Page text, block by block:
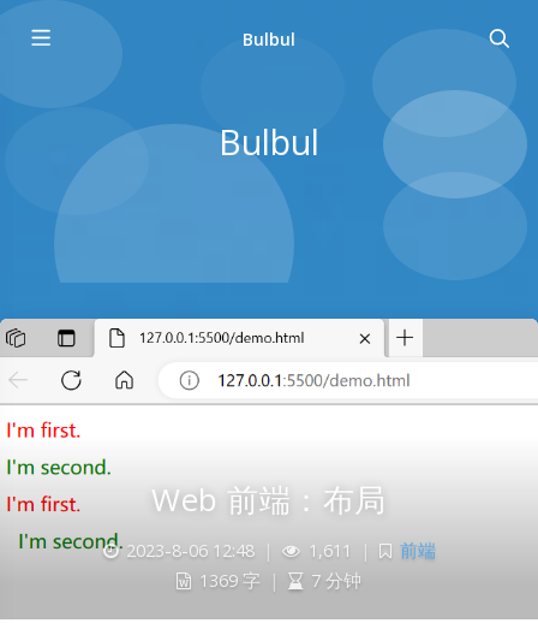
Bulbul
Bulbul
Web 前端：布局
2023-8-06 12:48 | 1,611 |
前端
1369 字
| 7 分钟